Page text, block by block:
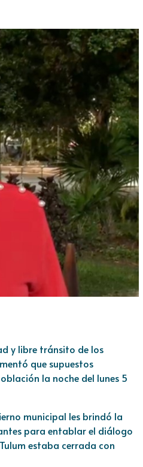
y libre tránsito de los
que supuestos
la noche del lunes 5
municipal les brindó la
para entablar el diálogo
estaba cerrada con